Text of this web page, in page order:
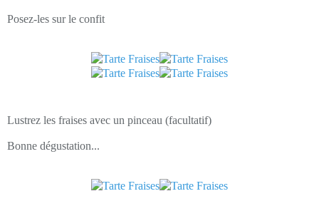
Posez-les sur le confit
Lustrez les fraises avec un pinceau (facultatif)
Bonne dégustation...